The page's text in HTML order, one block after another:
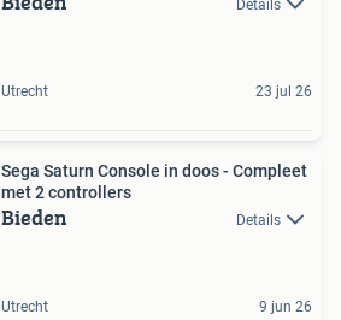
Details
Utrecht 23 jul 26
Sega Saturn Console in doos - Compleet
met 2 controllers
Bieden Details
Utrecht 9 jun 26